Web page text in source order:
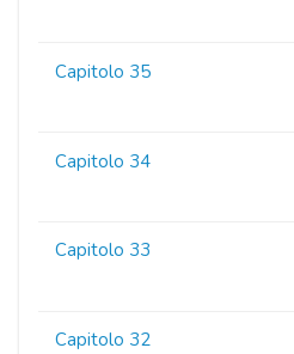
Capitolo 35
Capitolo 34
Capitolo 33
Capitolo 32